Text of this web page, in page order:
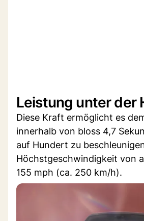
Leistung unter der
Diese Kraft ermöglicht es
innerhalb von bloss 4,7
auf Hundert zu
Höchstgeschwindigkeit von
155 mph (ca. 250 km/h).